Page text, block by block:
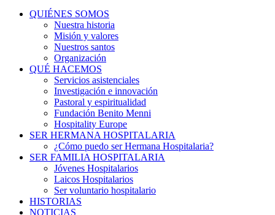
QUIÉNES SOMOS
Nuestra historia
Misión y valores
Nuestros santos
Organización
QUÉ HACEMOS
Servicios asistenciales
Investigación e innovación
Pastoral y espiritualidad
Fundación Benito Menni
Hospitality Europe
SER HERMANA HOSPITALARIA
¿Cómo puedo ser Hermana Hospitalaria?
SER FAMILIA HOSPITALARIA
Jóvenes Hospitalarios
Laicos Hospitalarios
Ser voluntario hospitalario
HISTORIAS
NOTICIAS